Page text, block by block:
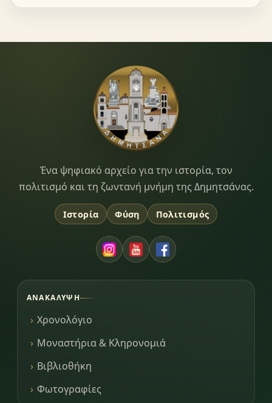
Dimitsana.gr
Ένα ψηφιακό αρχείο για την ιστορία, τον
πολιτισμό και τη ζωντανή μνήμη της Δημητσάνας.
Ιστορία Φύση Πολιτισμός
ΑΝΑΚΆΛΥΨΗ
Χρονολόγιο
Μοναστήρια & Κληρονομιά
Βιβλιοθήκη
Φωτογραφίες